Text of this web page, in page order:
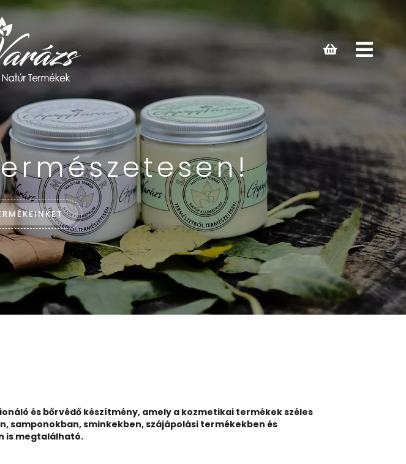
Open
main
menu
és bőrvédő készítmény, amely a kozmetikai termékek széles
samponokban, sminkekben, szájápolási termékekben és
is megtalálható.